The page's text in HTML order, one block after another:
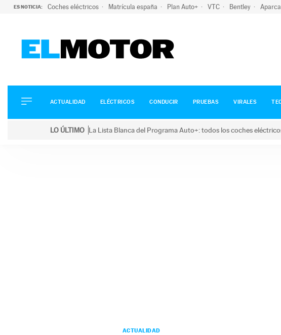
ES NOTICIA: Coches eléctricos Matrícula españa Plan Auto+ VTC Bentley
ELÉCTRICOS
CONDUCIR
ACTUALIDAD ELÉCTRICOS CONDUCIR PRUEBAS VIRALES
LO ÚLTIMO La Lista Blanca del Programa Auto+: todos los coches
ACTUALIDAD